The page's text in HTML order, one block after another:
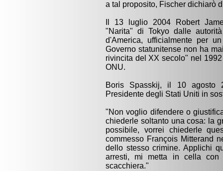
a tal proposito, Fischer dichiarò
Il 13 luglio 2004 Robert
"Narita" di Tokyo dalle
d'America, ufficialmente per
Governo statunitense non ha
rivincita del XX secolo" nel
ONU.
Boris Spasskij, il 10 agosto
Presidente degli Stati Uniti in
"Non voglio difendere o
chiederle soltanto una cosa: la
possibile, vorrei chiederle
commesso François Mitterand
dello stesso crimine. Applichi
arresti, mi metta in cella
scacchiera."